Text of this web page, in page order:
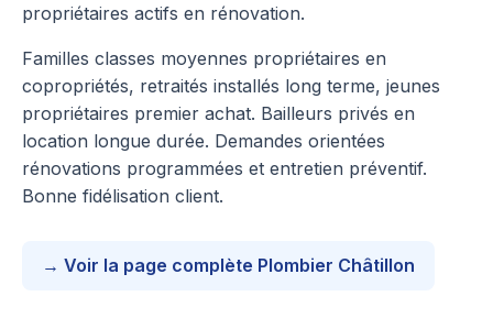
propriétaires actifs en rénovation.
Familles classes moyennes propriétaires en
copropriétés, retraités installés long terme, jeunes
propriétaires premier achat. Bailleurs privés en
location longue durée. Demandes orientées
rénovations programmées et entretien préventif.
Bonne fidélisation client.
→ Voir la page complète Plombier Châtillon